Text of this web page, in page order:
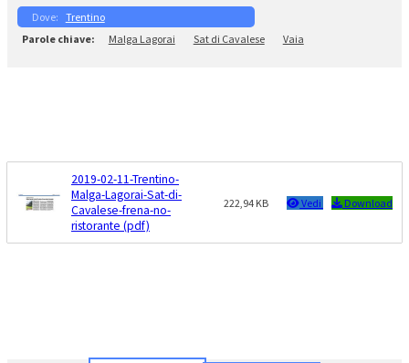
Trentino
Malga Lagorai
Sat di Cavalese Vaia
2019-02-11-Trentino-
Malga-Lagorai-Sat-di-
Cavalese-frena-no-
ristorante (pdf)
222,94 KB Vedi Download